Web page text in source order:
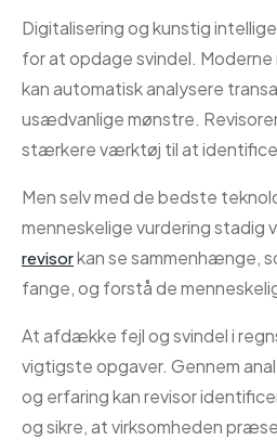
Digitalisering og kunstig
for at opdage svindel.
kan automatisk analysere
usædvanlige mønstre.
stærkere værktøj til at
Men selv med de bedste
menneskelige vurdering stadig
revisorkan se sammenhænge,
fange, og forstå de
At afdække fejl og svindel i
vigtigste opgaver. Gennem
og erfaring kan revisor
og sikre, at virksomheden